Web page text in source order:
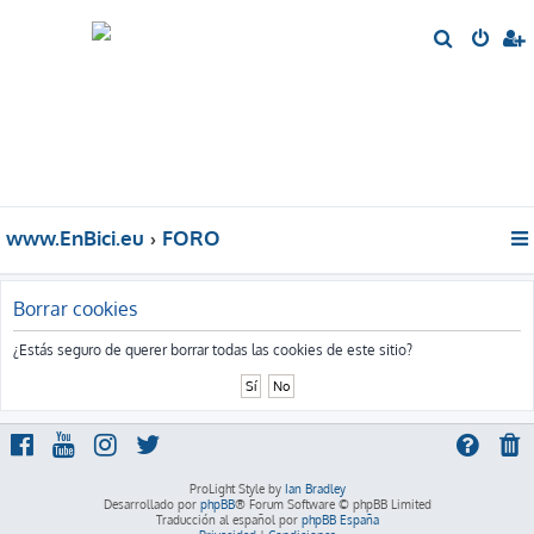
www.EnBici.eu FORO
Borrar cookies
¿Estás seguro de querer borrar todas las cookies de este sitio?
ProLight Style by Ian Bradley
Desarrollado por phpBB® Forum Software © phpBB Limited
Traducción al español por phpBB España